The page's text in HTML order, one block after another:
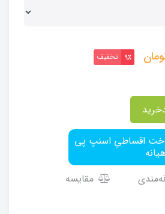
9٪ تخفیف
اقساطیِ اسنپ پی
مقایسه